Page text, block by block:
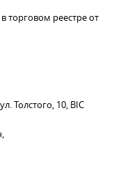
торговом реестре от
Толстого, 10, BIC